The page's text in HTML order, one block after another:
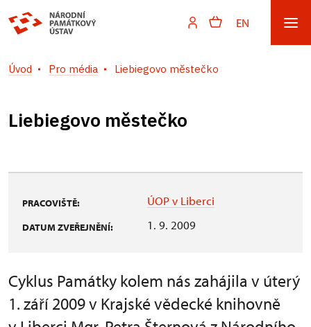
EN
Úvod Pro média Liebiegovo městečko
Liebiegovo městečko
PRACOVIŠTĚ: ÚOP v Liberci
DATUM ZVEŘEJNĚNÍ: 1. 9. 2009
Cyklus Památky kolem nás zahájila v úterý
1. září 2009 v Krajské vědecké knihovně